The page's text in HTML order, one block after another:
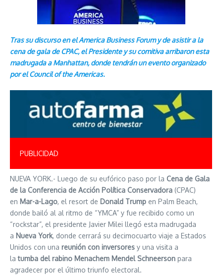
Tras su discurso en el America Business Forum y de asistir a la
cena de gala de CPAC, el Presidente y su comitiva arribaron esta
madrugada a Manhattan, donde tendrán un evento organizado
por el Council of the Americas.
PUBLICIDAD
NUEVA YORK.- Luego de su eufórico paso por la Cena de Gala
de la Conferencia de Acción Política Conservadora (CPAC)
en Mar-a-Lago, el resort de Donald Trump en Palm Beach,
donde bailó al al ritmo de “YMCA” y fue recibido como un
“rockstar”, el presidente Javier Milei llegó esta madrugada
a Nueva York, donde cerrará su decimocuarto viaje a Estados
Unidos con una reunión con inversores y una visita a
latumba del rabino Menachem Mendel Schneerson para
agradecer por el último triunfo electoral.